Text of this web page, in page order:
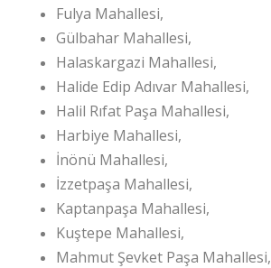
Fulya Mahallesi,
Gülbahar Mahallesi,
Halaskargazi Mahallesi,
Halide Edip Adıvar Mahallesi,
Halil Rıfat Paşa Mahallesi,
Harbiye Mahallesi,
İnönü Mahallesi,
İzzetpaşa Mahallesi,
Kaptanpaşa Mahallesi,
Kuştepe Mahallesi,
Mahmut Şevket Paşa Mahallesi,